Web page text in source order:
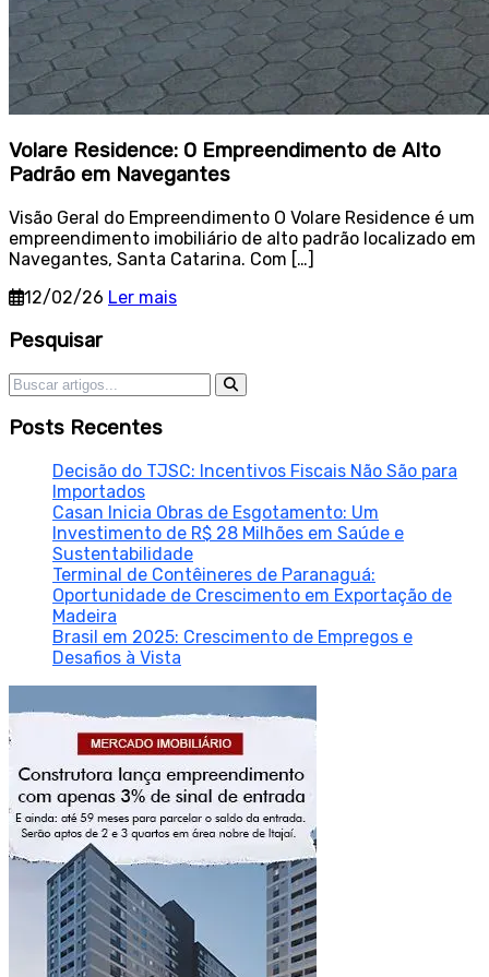
Volare Residence: O Empreendimento de Alto
Padrão em Navegantes
Visão Geral do Empreendimento O Volare Residence é um
empreendimento imobiliário de alto padrão localizado em
Navegantes, Santa Catarina. Com […]
12/02/26 Ler mais
Sidebar
Pesquisar
Pesquisar por:
Posts Recentes
Decisão do TJSC: Incentivos Fiscais Não São para
Importados
Casan Inicia Obras de Esgotamento: Um
Investimento de R$ 28 Milhões em Saúde e
Sustentabilidade
Terminal de Contêineres de Paranaguá:
Oportunidade de Crescimento em Exportação de
Madeira
Brasil em 2025: Crescimento de Empregos e
Desafios à Vista